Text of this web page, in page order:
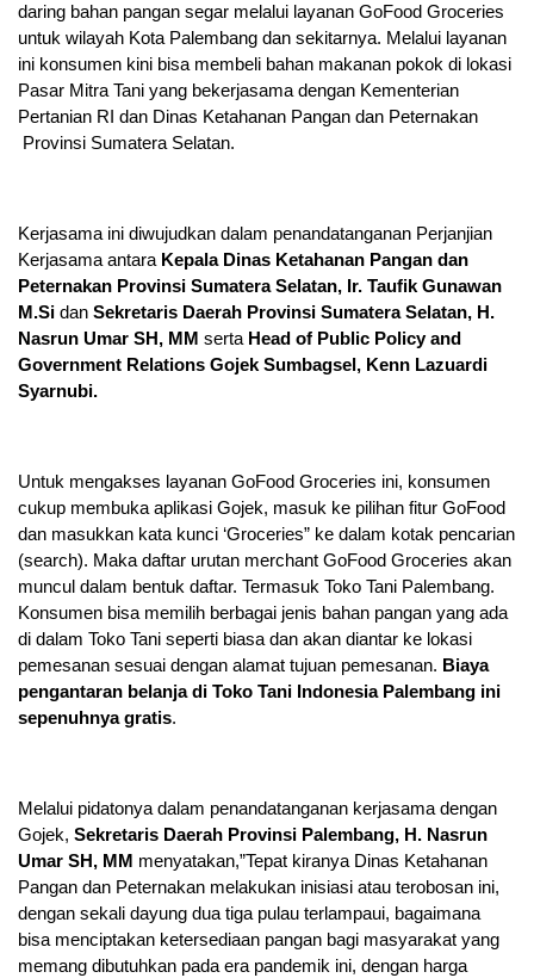
daring bahan pangan segar melalui layanan GoFood Groceries
untuk wilayah Kota Palembang dan sekitarnya. Melalui layanan
ini konsumen kini bisa membeli bahan makanan pokok di lokasi
Pasar Mitra Tani yang bekerjasama dengan Kementerian
Pertanian RI dan Dinas Ketahanan Pangan dan Peternakan
Provinsi Sumatera Selatan.
Kerjasama ini diwujudkan dalam penandatanganan Perjanjian
Kerjasama antara Kepala Dinas Ketahanan Pangan dan
Peternakan Provinsi Sumatera Selatan, Ir. Taufik Gunawan
M.Si dan Sekretaris Daerah Provinsi Sumatera Selatan, H.
Nasrun Umar SH, MM serta Head of Public Policy and
Government Relations Gojek Sumbagsel, Kenn Lazuardi
Syarnubi.
Untuk mengakses layanan GoFood Groceries ini, konsumen
cukup membuka aplikasi Gojek, masuk ke pilihan fitur GoFood
dan masukkan kata kunci ‘Groceries” ke dalam kotak pencarian
(search). Maka daftar urutan merchant GoFood Groceries akan
muncul dalam bentuk daftar. Termasuk Toko Tani Palembang.
Konsumen bisa memilih berbagai jenis bahan pangan yang ada
di dalam Toko Tani seperti biasa dan akan diantar ke lokasi
pemesanan sesuai dengan alamat tujuan pemesanan. Biaya
pengantaran belanja di Toko Tani Indonesia Palembang ini
sepenuhnya gratis.
Melalui pidatonya dalam penandatanganan kerjasama dengan
Gojek, Sekretaris Daerah Provinsi Palembang, H. Nasrun
Umar SH, MM menyatakan,”Tepat kiranya Dinas Ketahanan
Pangan dan Peternakan melakukan inisiasi atau terobosan ini,
dengan sekali dayung dua tiga pulau terlampaui, bagaimana
bisa menciptakan ketersediaan pangan bagi masyarakat yang
memang dibutuhkan pada era pandemik ini, dengan harga